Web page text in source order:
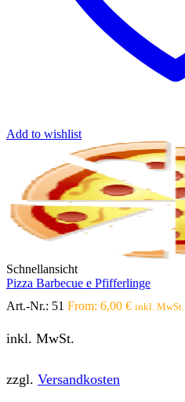
Add to wishlist
Schnellansicht
Pizza Barbecue e Pfifferlinge
Art.-Nr.: 51 From: 6,00 € inkl. MwSt.
inkl. MwSt.
zzgl. Versandkosten